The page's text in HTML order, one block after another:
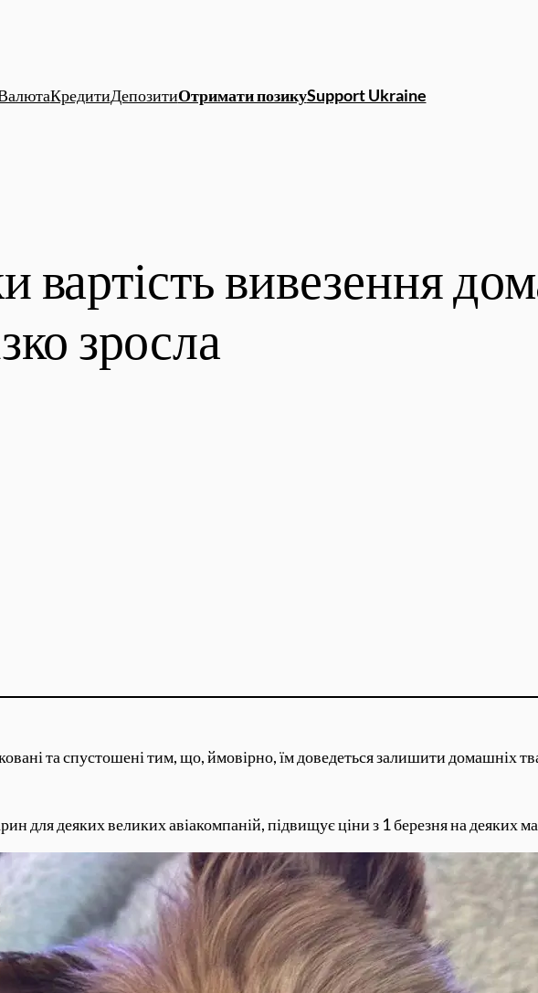
КредитиДепозитиОтримати позикуSupport Ukraine
вартість вивезення
зросла
та спустошені тим, що, ймовірно, їм доведеться залишити домашніх
для деяких великих авіакомпаній, підвищує ціни з 1 березня на деяких